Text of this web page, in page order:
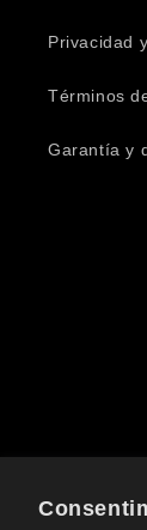
Privacidad
Términos
Garantía y